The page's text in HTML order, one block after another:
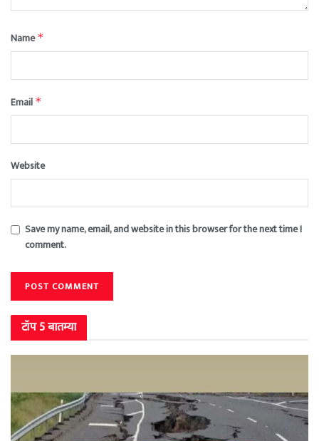
Name*
Email *
Website
Save my name, email, and website in this browser for the next time I
comment.
टॉप 5 बातम्या